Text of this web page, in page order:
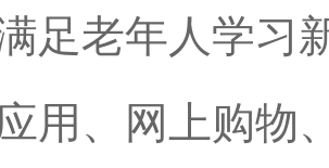
足老年人学习
用、网上购物